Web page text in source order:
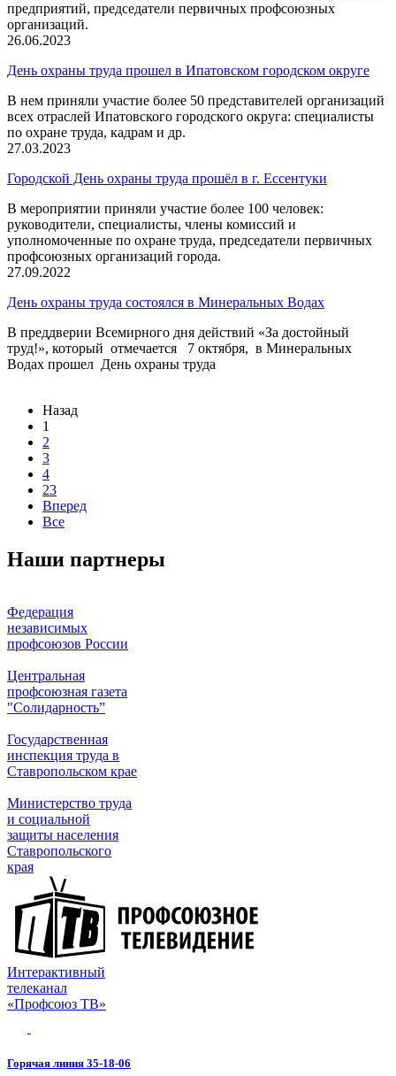
предприятий, председатели первичных профсоюзных
организаций.
26.06.2023
День охраны труда прошел в Ипатовском городском округе
В нем приняли участие более 50 представителей организаций
всех отраслей Ипатовского городского округа: специалисты
по охране труда, кадрам и др.
27.03.2023
Городской День охраны труда прошёл в г. Ессентуки
В мероприятии приняли участие более 100 человек:
руководители, специалисты, члены комиссий и
уполномоченные по охране труда, председатели первичных
профсоюзных организаций города.
27.09.2022
День охраны труда состоялся в Минеральных Водах
В преддверии Всемирного дня действий «За достойный
труд!», который отмечается 7 октября, в Минеральных
Водах прошел День охраны труда
Назад
1
2
3
4
23
Вперед
Все
Наши партнеры
Федерация
независимых
профсоюзов России
Центральная
профсоюзная газета
"Солидарность”
Государственная
инспекция труда в
Ставропольском крае
Министерство труда
и социальной
защиты населения
Ставропольского
края
Интерактивный
телеканал
«Профсоюз ТВ»
Горячая линия 35-18-06